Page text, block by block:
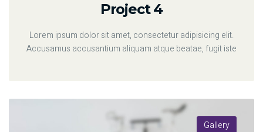
Project 4
Lorem ipsum dolor sit amet, consectetur adipisicing elit.
Accusamus accusantium aliquam atque beatae, fugit iste
Gallery